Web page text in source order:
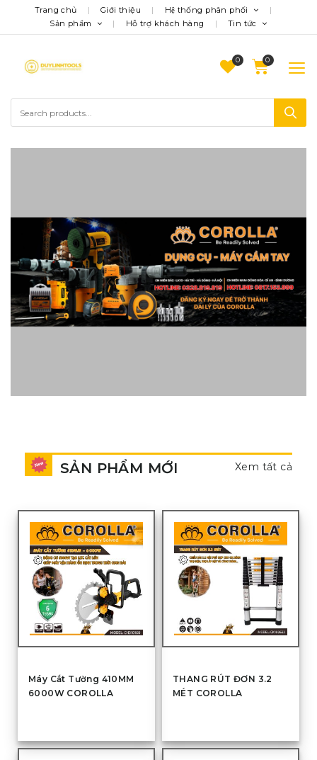
Trang chủ Giới thiệu
Hệ thống phân phối
Sản phẩm
Hỗ trợ khách hàng Tin tức
0
SẢN PHẨM MỚI Xem tất cả
Máy Cắt Tường 410MM
6000W COROLLA
THANG RÚT ĐƠN 3.2
MÉT COROLLA